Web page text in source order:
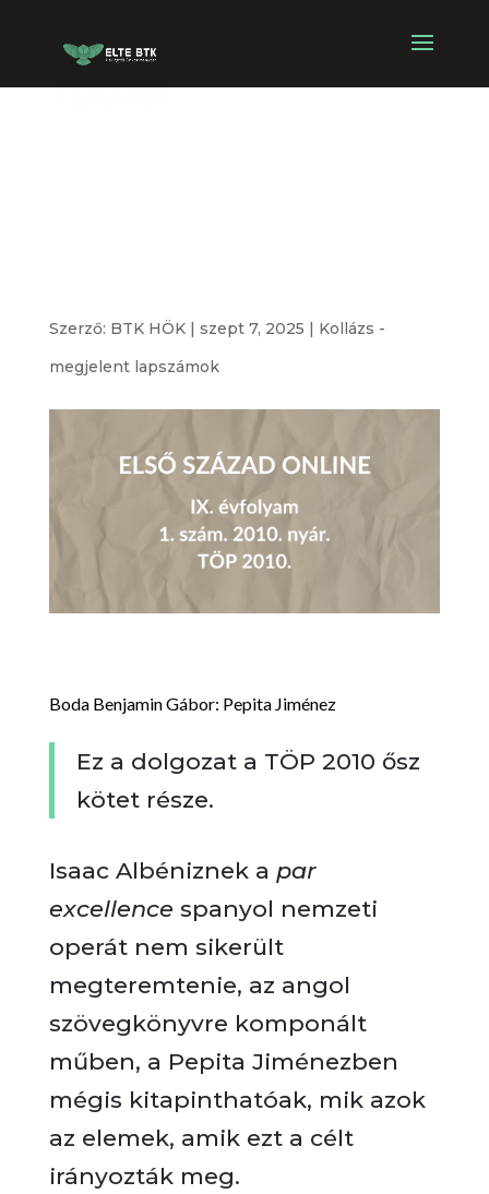
Szerző: BTK HÖK| szept 7, 2025 | Kollázs -
megjelent lapszámok
Boda Benjamin Gábor: Pepita Jiménez
Ez a dolgozat a TÖP 2010 ősz
kötet része.
Isaac Albéniznek a par
excellence spanyol nemzeti
operát nem sikerült
megteremtenie, az angol
szövegkönyvre komponált
műben, a Pepita Jiménezben
mégis kitapinthatóak, mik azok
az elemek, amik ezt a célt
irányozták meg.